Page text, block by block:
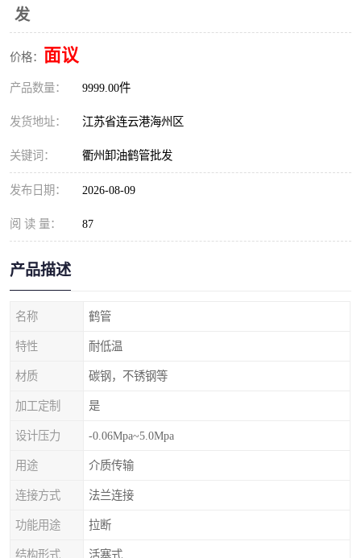
发
价格： 面议
产品数量： 9999.00件
发货地址： 江苏省连云港海州区
关键词： 衢州卸油鹤管批发
发布日期： 2026-08-09
阅 读 量： 87
产品描述
名称 鹤管
特性 耐低温
材质 碳钢，不锈钢等
加工定制 是
设计压力 -0.06Mpa~5.0Mpa
用途 介质传输
连接方式 法兰连接
功能用途 拉断
结构形式 活塞式